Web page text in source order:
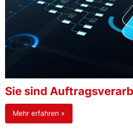
Sie sind
Mehr erfahren »